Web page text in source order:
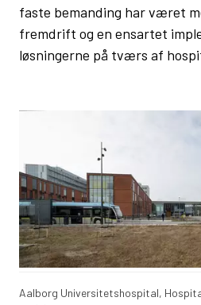
faste bemanding har været
fremdrift og en ensartet
løsningerne på tværs af
Aalborg Universitetshospital,